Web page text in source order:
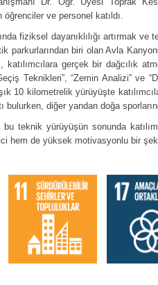
ve personel katıldı.
fiziksel dayanıklılığı artırmak
parkurlarından biri olan Avla
katılımcılara gerçek bir dağcılık
Teknikleri”, “Zemin Analizi” ve
10 kilometrelik yürüyüşte
bulurken, diğer yandan doğa
teknik yürüyüşün sonunda
hem de yüksek motivasyonlu bir